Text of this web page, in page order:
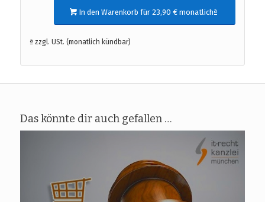
In den Warenkorb für 23,90 € monatlichª
ª zzgl. USt. (monatlich kündbar)
Das könnte dir auch gefallen …